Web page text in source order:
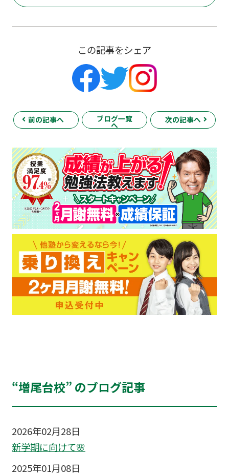
この記事をシェア
前の記事へ ブログ一覧
へ
次の記事へ
“増尾台校” のブログ記事
2026年02月28日
新学期に向けて🌸
2025年01月08日